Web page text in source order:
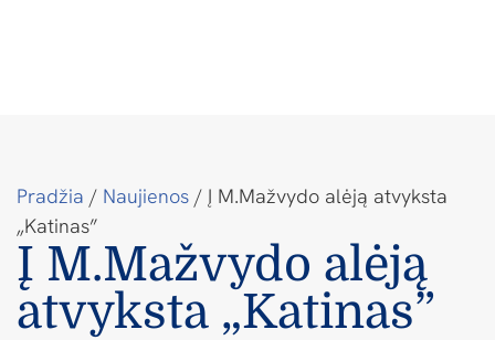
Pradžia / Naujienos / Į M.Mažvydo alėją atvyksta
„Katinas”
Į M.Mažvydo alėją
atvyksta „Katinas”